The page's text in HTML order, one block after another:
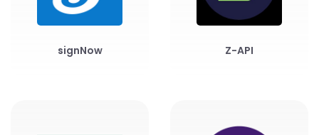
signNow Z-API